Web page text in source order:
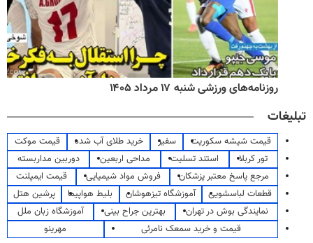
روزنامه‌های ورزشی شنبه ۱۷ مرداد ۱۴۰۵
تبلیغات
قیمت شیشه سکوریت سفیر خرید طلای آب شده
قیمت موکت
تور کربلا
استند تسلیت مداحی اربعین
دوربین مداربسته
مرجع پاسخ معتبر پزشکان
فروش مواد شیمیایی
قیمت ایمپلنت
قطعات لباسشویی
آموزشگاه تیزهوشان بلیط هواپیما
پرشین هتل
نمایندگی بوش در تهران
بهترین جراح بینی
آموزشگاه زبان ملل
قیمت و خرید سمعک نامرئی
مهرینو